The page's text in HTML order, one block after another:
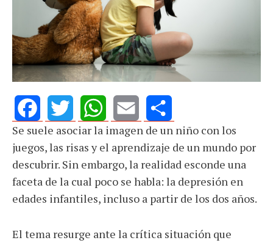
FacebookTwitterWhatsApp
Email Share
Se suele asociar la imagen de un niño con los
juegos, las risas y el aprendizaje de un mundo por
descubrir. Sin embargo, la realidad esconde una
faceta de la cual poco se habla: la depresión en
edades infantiles, incluso a partir de los dos años.
El tema resurge ante la crítica situación que